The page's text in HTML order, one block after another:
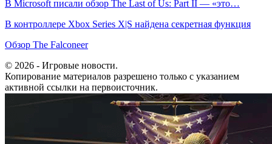
В Microsoft писали обзор The Last of Us: Part II — «это…
В контроллере Xbox Series X|S найдена секретная функция
Обзор The Falconeer
© 2026 - Игровые новости.
Копирование материалов разрешено только с указанием
активной ссылки на первоисточник.